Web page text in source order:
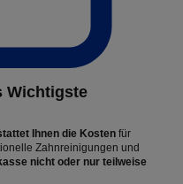
Wichtigste
Ihnen die Kosten für
Zahnreinigungen und
nicht oder nur teilweise